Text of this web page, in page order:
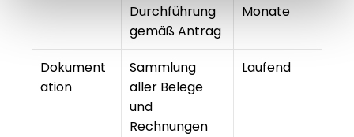
Durchführung
gemäß Antrag
Monate
Dokument
ation
Sammlung
aller Belege
und
Rechnungen
Laufend